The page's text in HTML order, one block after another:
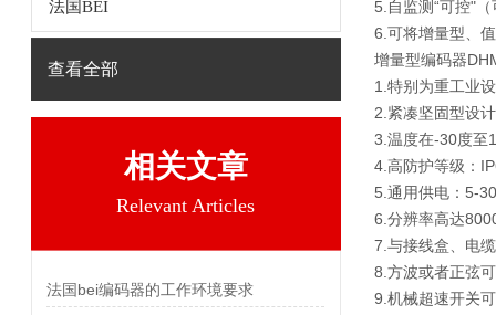
法国BEI
查看全部
相关文章
Relevant Articles
法国bei编码器的工作环境要求
5.自监测“可控"
6.可将增量型、
增量型编码器
1.特别为重工业
2.紧凑坚固型设
3.温度在-30度至
4.高防护等级：
5.通用供电：5-
6.分辨率高达
7.与接线盒、电
8.方波或者正弦
9.机械超速开关